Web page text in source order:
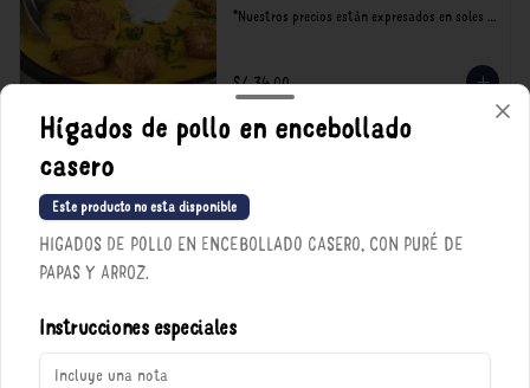
*Nuestros precios están expresados en soles e
S/ 34.00
Queso parmesano, carnecita y mucho caldo.
*Nuestros precios están expresados en soles e
incluyen impuestos de ley y recargo al
Política de Cookies
Hígados de pollo en encebollado
casero
Este producto no esta disponible
HIGADOS DE POLLO EN ENCEBOLLADO CASERO, CON PURÉ DE
PAPAS Y ARROZ.
Instrucciones especiales